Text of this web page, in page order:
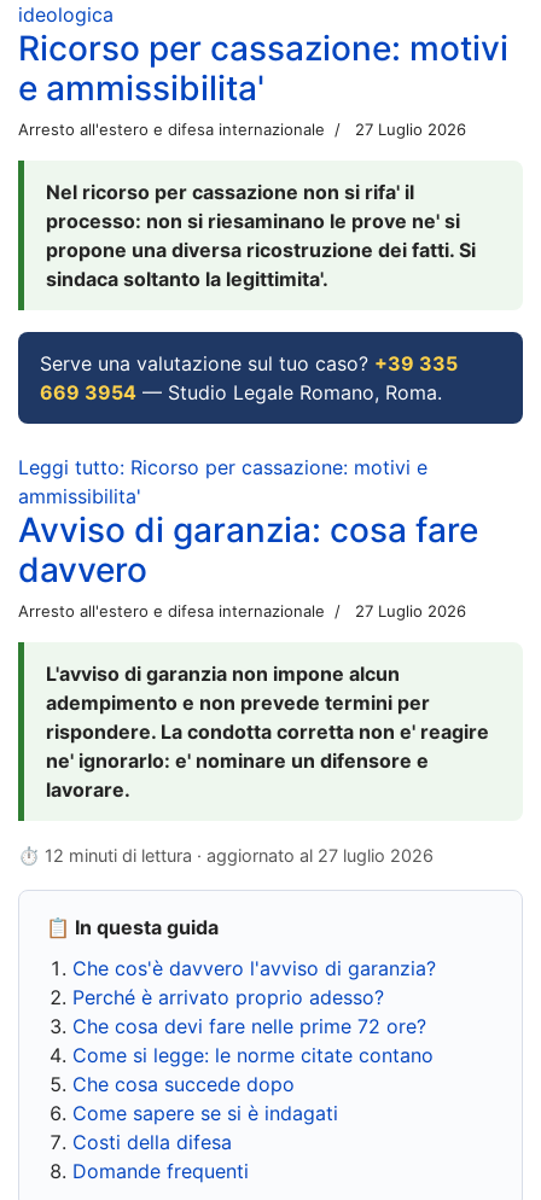
ideologica
Ricorso per cassazione: motivi
e ammissibilita'
Arresto all'estero e difesa internazionale 27 Luglio 2026
Nel ricorso per cassazione non si rifa' il
processo: non si riesaminano le prove ne' si
propone una diversa ricostruzione dei fatti. Si
sindaca soltanto la legittimita'.
Serve una valutazione sul tuo caso? +39 335
669 3954 — Studio Legale Romano, Roma.
Leggi tutto: Ricorso per cassazione: motivi e
ammissibilita'
Avviso di garanzia: cosa fare
davvero
Arresto all'estero e difesa internazionale 27 Luglio 2026
L'avviso di garanzia non impone alcun
adempimento e non prevede termini per
rispondere. La condotta corretta non e' reagire
ne' ignorarlo: e' nominare un difensore e
lavorare.
⏱ 12 minuti di lettura · aggiornato al 27 luglio 2026
📋 In questa guida
Che cos'è davvero l'avviso di garanzia?
Perché è arrivato proprio adesso?
Che cosa devi fare nelle prime 72 ore?
Come si legge: le norme citate contano
Che cosa succede dopo
Come sapere se si è indagati
Costi della difesa
Domande frequenti